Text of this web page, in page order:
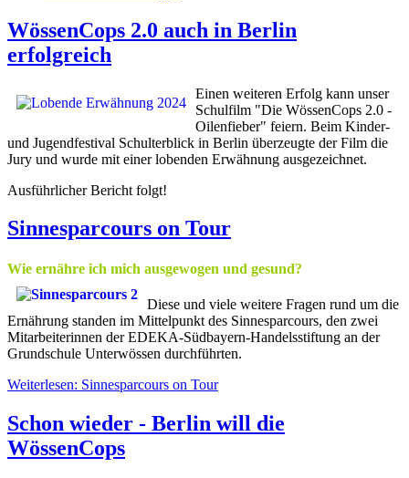
WössenCops 2.0 auch in Berlin
erfolgreich
Einen weiteren Erfolg kann unser
Schulfilm "Die WössenCops 2.0 -
Oilenfieber" feiern. Beim Kinder-
und Jugendfestival Schulterblick in Berlin überzeugte der Film die
Jury und wurde mit einer lobenden Erwähnung ausgezeichnet.
Ausführlicher Bericht folgt!
Sinnesparcours on Tour
Wie ernähre ich mich ausgewogen und gesund?
Diese und viele weitere Fragen rund um die
Ernährung standen im Mittelpunkt des Sinnesparcours, den zwei
Mitarbeiterinnen der EDEKA-Südbayern-Handelsstiftung an der
Grundschule Unterwössen durchführten.
Weiterlesen: Sinnesparcours on Tour
Schon wieder - Berlin will die
WössenCops